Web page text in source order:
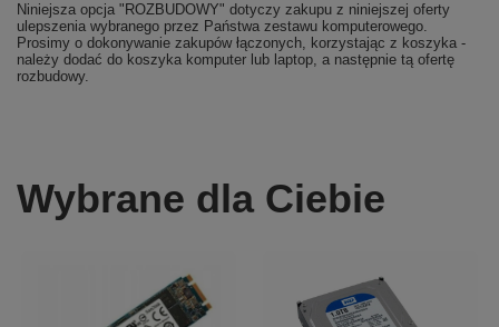
Niniejsza opcja "ROZBUDOWY" dotyczy zakupu z niniejszej oferty
ulepszenia wybranego przez Państwa zestawu komputerowego.
Prosimy o dokonywanie zakupów łączonych, korzystając z koszyka -
należy dodać do koszyka komputer lub laptop, a następnie tą ofertę
rozbudowy.
Wybrane dla Ciebie